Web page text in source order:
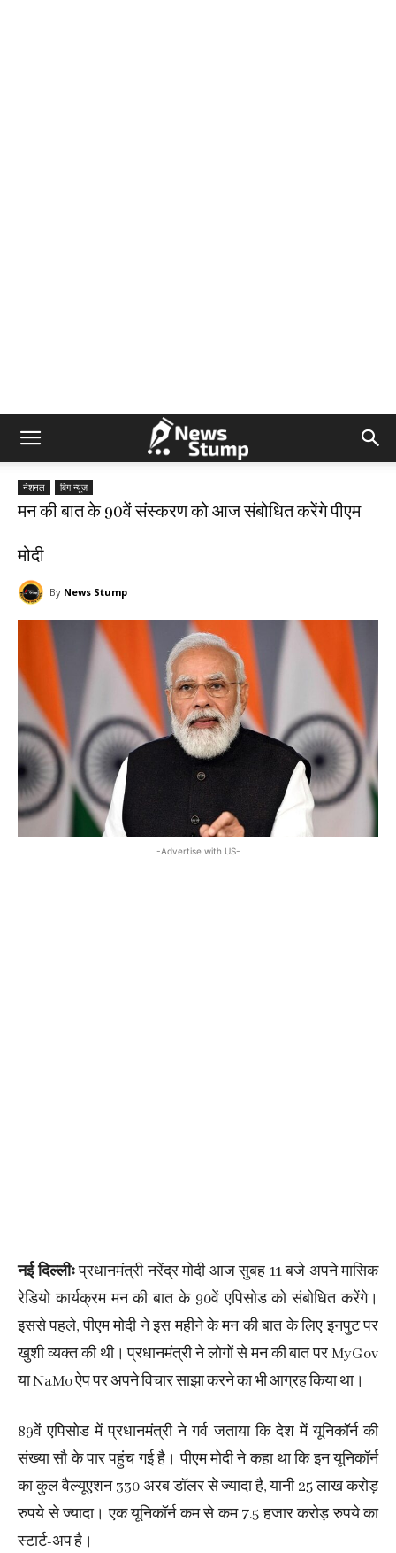
नेशनल बिग न्यूज़
मन की बात के 90वें संस्करण को आज संबोधित करेंगे पीएम
मोदी
By News Stump
-Advertise with US-
नई दिल्लीःप्रधानमंत्री नरेंद्र मोदी आज सुबह 11 बजे अपने मासिक
रेडियो कार्यक्रम मन की बात के 90वें एपिसोड को संबोधित करेंगे।
इससे पहले, पीएम मोदी ने इस महीने के मन की बात के लिए इनपुट पर
खुशी व्यक्त की थी। प्रधानमंत्री ने लोगों से मन की बात पर MyGov
या NaMo ऐप पर अपने विचार साझा करने का भी आग्रह किया था।
89वें एपिसोड में प्रधानमंत्री ने गर्व जताया कि देश में यूनिकॉर्न की
संख्या सौ के पार पहुंच गई है। पीएम मोदी ने कहा था कि इन यूनिकॉर्न
का कुल वैल्यूएशन 330 अरब डॉलर से ज्यादा है, यानी 25 लाख करोड़
रुपये से ज्यादा। एक यूनिकॉर्न कम से कम 7.5 हजार करोड़ रुपये का
स्टार्ट-अप है।